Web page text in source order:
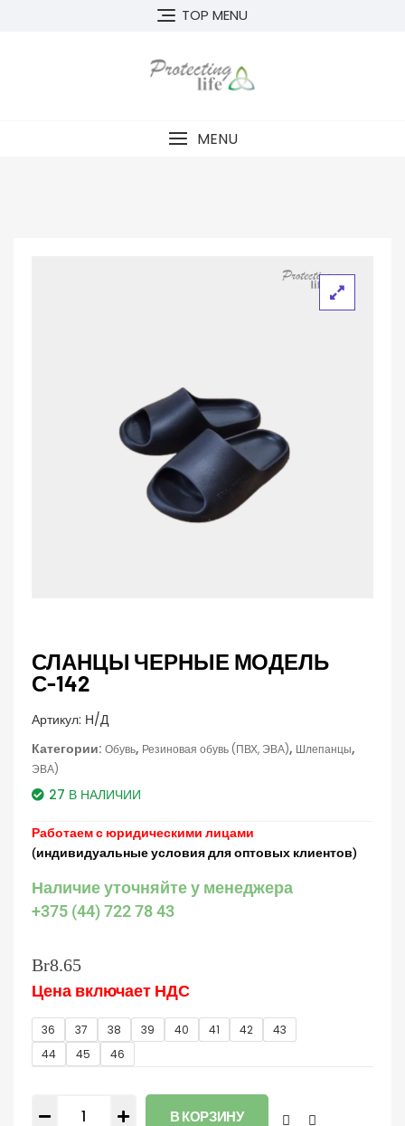
TOP MENU
MENU
СЛАНЦЫ ЧЕРНЫЕ МОДЕЛЬ
С-142
Артикул: Н/Д
Категории: Обувь, Резиновая обувь (ПВХ, ЭВА), Шлепанцы,
ЭВА)
27 В НАЛИЧИИ
Работаем с юридическими лицами
(индивидуальные условия для оптовых клиентов)
Наличие уточняйте у менеджера
+375 (44) 722 78 43
Br8.65
Цена включает НДС
36 37 38 39 40 41 42
43
44
45 46
В КОРЗИНУ